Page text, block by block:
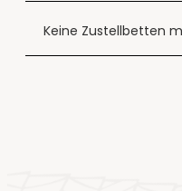
Keine Zustellbetten